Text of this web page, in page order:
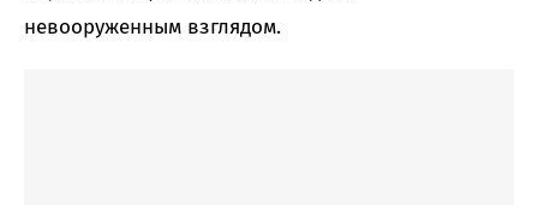
невооруженным взглядом.